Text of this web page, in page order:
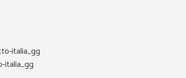
italia_gg
italia_gg